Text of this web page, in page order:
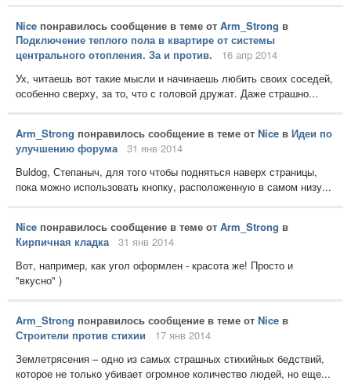
Nice понравилось сообщение в теме от Arm_Strong в
Подключение теплого пола в квартире от системы
центрального отопления. За и против.
16 апр 2014
Ух, читаешь вот такие мысли и начинаешь любить своих соседей,
особенно сверху, за то, что с головой дружат. Даже страшно...
Arm_Strong понравилось сообщение в теме от Nice в Идеи по
улучшению форума
31 янв 2014
Buldog, Степаныч, для того чтобы подняться наверх страницы,
пока можно использовать кнопку, расположенную в самом низу...
Nice понравилось сообщение в теме от Arm_Strong в
Кирпичная кладка
31 янв 2014
Вот, например, как угол оформлен - красота же! Просто и
"вкусно" )
Arm_Strong понравилось сообщение в теме от Nice в
Строители против стихии
17 янв 2014
Землетрясения – одно из самых страшных стихийных бедствий,
которое не только убивает огромное количество людей, но еще...